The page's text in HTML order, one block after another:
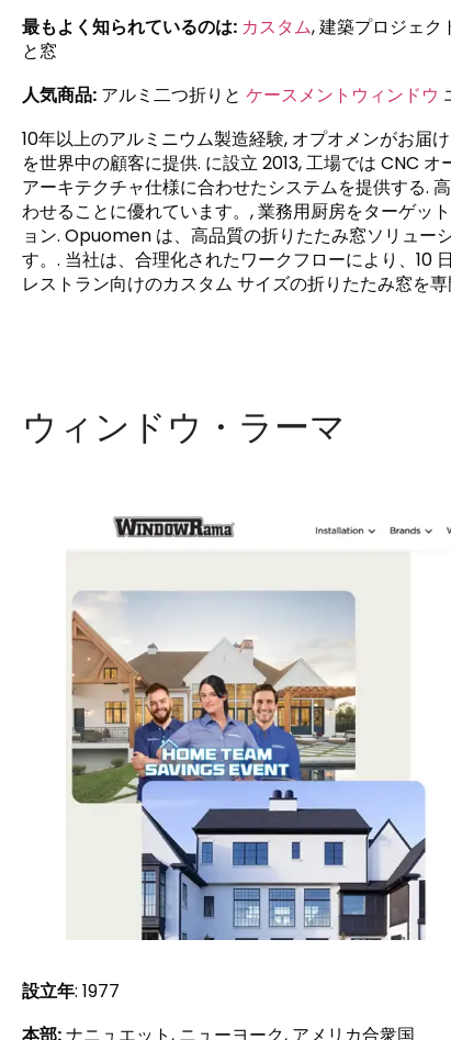
最もよく知られているのは: カスタム, 建築プロジェク
と窓
人気商品: アルミ二つ折りと ケースメントウィンドウ
10年以上のアルミニウム製造経験, オプオメンがお届
を世界中の顧客に提供. に設立 2013, 工場では CNC
アーキテクチャ仕様に合わせたシステムを提供する.
わせることに優れています。, 業務用厨房をターゲッ
ョン. Opuomen は、高品質の折りたたみ窓ソリュー
す。. 当社は、合理化されたワークフローにより、10
レストラン向けのカスタム サイズの折りたたみ窓を
ウィンドウ・ラーマ
設立年: 1977